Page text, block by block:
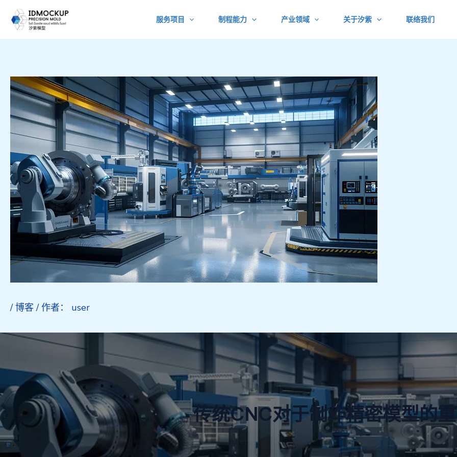
内
服务项目 制程能力 产业领域 关于汐紫 联络我们
/博客/ 作者： user
传统CNC对于制作精密模型的